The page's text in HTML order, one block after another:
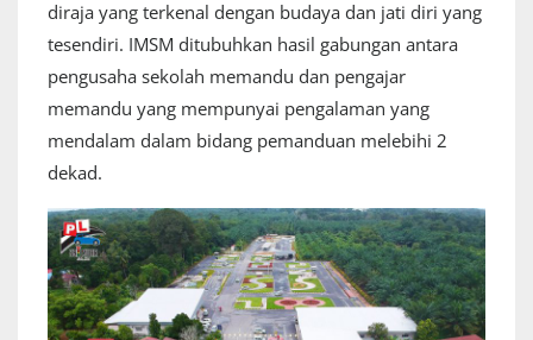
diraja yang terkenal dengan budaya dan jati diri yang
tesendiri. IMSM ditubuhkan hasil gabungan antara
pengusaha sekolah memandu dan pengajar
memandu yang mempunyai pengalaman yang
mendalam dalam bidang pemanduan melebihi 2
dekad.